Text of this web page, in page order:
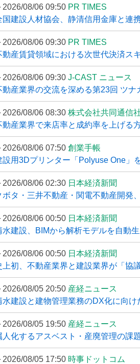
08/06 09:50 PR TIMES
国建設人材協会、静清信用金庫と連
08/06 09:30 PR TIMES
動産賃貸領域における次世代決済ス
08/06 09:30 J-CAST ニュース
動産業界の交流を深める第23回 ツ
08/06 08:30 株式会社共同通信
動産業界で来店率と成約率を上げる
08/06 07:50 創業手帳
設用3Dプリンター「Polyuse One」
08/06 02:30 日本経済新聞
ボタ・三井不動産・関電不動産開発
08/06 00:50 日本経済新聞
水建設、BIMから解析モデルを自動
08/06 00:50 日本経済新聞
上初、不動産業界と建設業界が「協
08/05 20:50 産経ニュース
水建設と建物管理業務のDX化に向け
08/05 19:50 産経ニュース
人化するアスベスト・産廃管理の課
08/05 17:50 時事ドットコム